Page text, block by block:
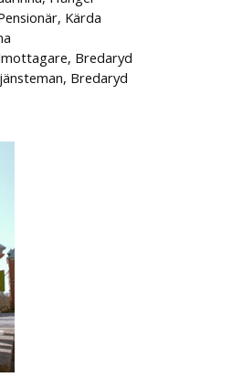
Kärda
Bredaryd
Bredaryd